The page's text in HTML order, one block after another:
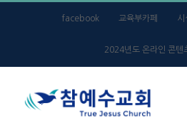
facebook 교육부카페 시
2024년도 온라인 콘텐